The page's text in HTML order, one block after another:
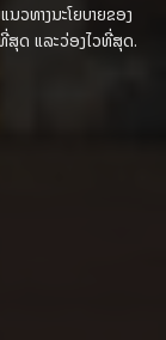
ວທາງນະໂຍບາຍຂອງ
ສຸດ ແລະວ່ອງໄວທີ່ສຸດ.